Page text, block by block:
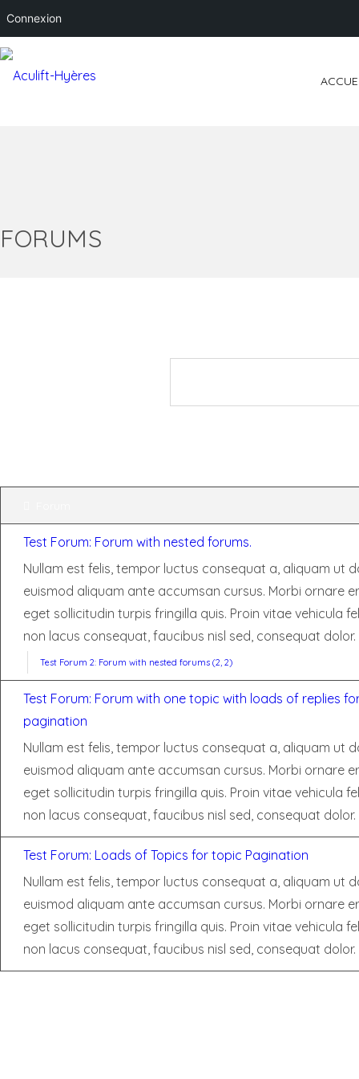
Connexion
FORUMS
Test Forum: Forum with nested forums.
Nullam est felis, tempor luctus consequat a, aliquam ut
euismod aliquam ante accumsan cursus. Morbi ornare
eget sollicitudin turpis fringilla quis. Proin vitae vehicula
non lacus consequat, faucibus nisl sed, consequat dolor.
Test Forum 2: Forum with nested forums (2, 2)
Test Forum: Forum with one topic with loads of replies
pagination
Nullam est felis, tempor luctus consequat a, aliquam ut
euismod aliquam ante accumsan cursus. Morbi ornare
eget sollicitudin turpis fringilla quis. Proin vitae vehicula
non lacus consequat, faucibus nisl sed, consequat dolor.
Test Forum: Loads of Topics for topic Pagination
Nullam est felis, tempor luctus consequat a, aliquam ut
euismod aliquam ante accumsan cursus. Morbi ornare
eget sollicitudin turpis fringilla quis. Proin vitae vehicula
non lacus consequat, faucibus nisl sed, consequat dolor.